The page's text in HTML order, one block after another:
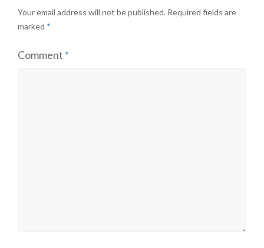
Your email address will not be published. Required fields are
marked *
Comment *